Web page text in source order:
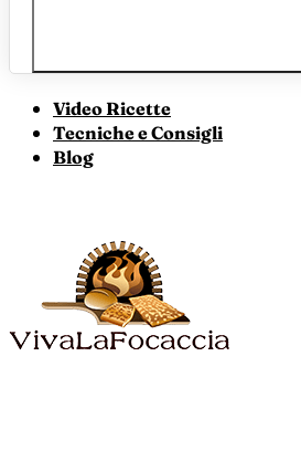
Video Ricette
Tecniche e Consigli
Blog